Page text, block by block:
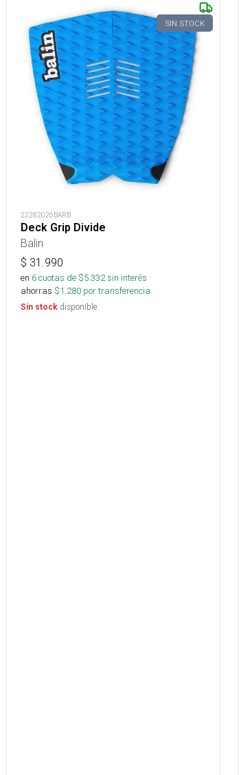
SIN STOCK
22282026BARB
Deck Grip Divide
Balin
$ 31.990
en 6cuotas de $5.332sin interés
ahorras $1.280 por transferencia.
Sin stock disponible